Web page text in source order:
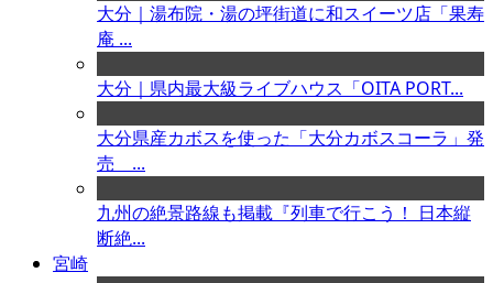
大分｜湯布院・湯の坪街道に和スイーツ店「果寿
庵 ...
大分｜県内最大級ライブハウス「OITA PORT...
大分県産カボスを使った「大分カボスコーラ」発
売 ...
九州の絶景路線も掲載『列車で行こう！ 日本縦
断絶...
宮崎